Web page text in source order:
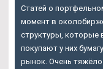
Статей о
момент в
структуры, которые
покупают у них
рынок. Очень